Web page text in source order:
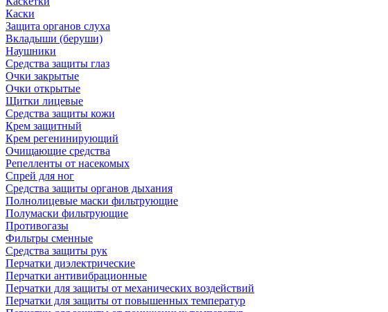
Каски
Защита органов слуха
Вкладыши (беруши)
Наушники
Средства защиты глаз
Очки закрытые
Очки открытые
Щитки лицевые
Средства защиты кожи
Крем защитный
Крем регенинирующий
Очищающие средства
Репелленты от насекомых
Спрей для ног
Средства защиты органов дыхания
Полнолицевые маски фильтрующие
Полумаски фильтрующие
Противогазы
Фильтры сменные
Средства защиты рук
Перчатки диэлектрические
Перчатки антивибрационные
Перчатки для защиты от механических воздействий
Перчатки для защиты от повышенных температур